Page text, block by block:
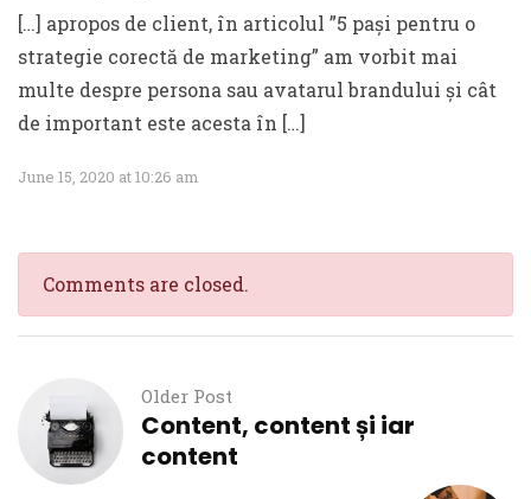
[…] apropos de client, în articolul ”5 pași pentru o
strategie corectă de marketing” am vorbit mai
multe despre persona sau avatarul brandului și cât
de important este acesta în […]
June 15, 2020 at 10:26 am
Comments are closed.
Older Post
Content, content și iar
content